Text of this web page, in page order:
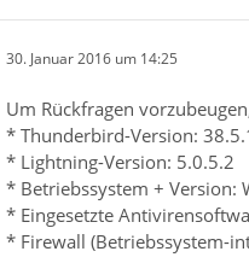
30. Januar 2016 um 14:25
Um Rückfragen
* Thunderbird-Version:
* Lightning-Version: 5.0.5.2
* Betriebssystem + Version:
* Eingesetzte
* Firewall (Betriebssystem-